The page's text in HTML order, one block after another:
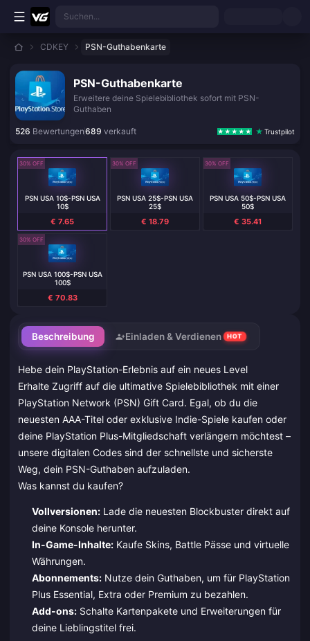
Zum Hauptinhalt springen
Suchen...
CDKEY PSN-Guthabenkarte
PSN-Guthabenkarte
Erweitere deine Spielebibliothek sofort mit PSN-
Guthaben
526 Bewertungen689 verkauft Trustpilot
Beschreibung Einladen & Verdienen HOT
Hebe dein PlayStation-Erlebnis auf ein neues Level
Erhalte Zugriff auf die ultimative Spielebibliothek mit einer
PlayStation Network (PSN) Gift Card. Egal, ob du die
neuesten AAA-Titel oder exklusive Indie-Spiele kaufen oder
deine PlayStation Plus-Mitgliedschaft verlängern möchtest –
unsere digitalen Codes sind der schnellste und sicherste
Weg, dein PSN-Guthaben aufzuladen.
Was kannst du kaufen?
Vollversionen:Lade die neuesten Blockbuster direkt auf
deine Konsole herunter.
In-Game-Inhalte:Kaufe Skins, Battle Pässe und virtuelle
Währungen.
Abonnements:Nutze dein Guthaben, um für PlayStation
Plus Essential, Extra oder Premium zu bezahlen.
Add-ons:Schalte Kartenpakete und Erweiterungen für
deine Lieblingstitel frei.
30% OFF
PSN USA 10$-PSN USA
10$
€ 7.65
30% OFF
PSN USA 25$-PSN USA
25$
€ 18.79
30% OFF
PSN USA 50$-PSN USA
50$
€ 35.41
30% OFF
PSN USA 100$-PSN USA
100$
€ 70.83